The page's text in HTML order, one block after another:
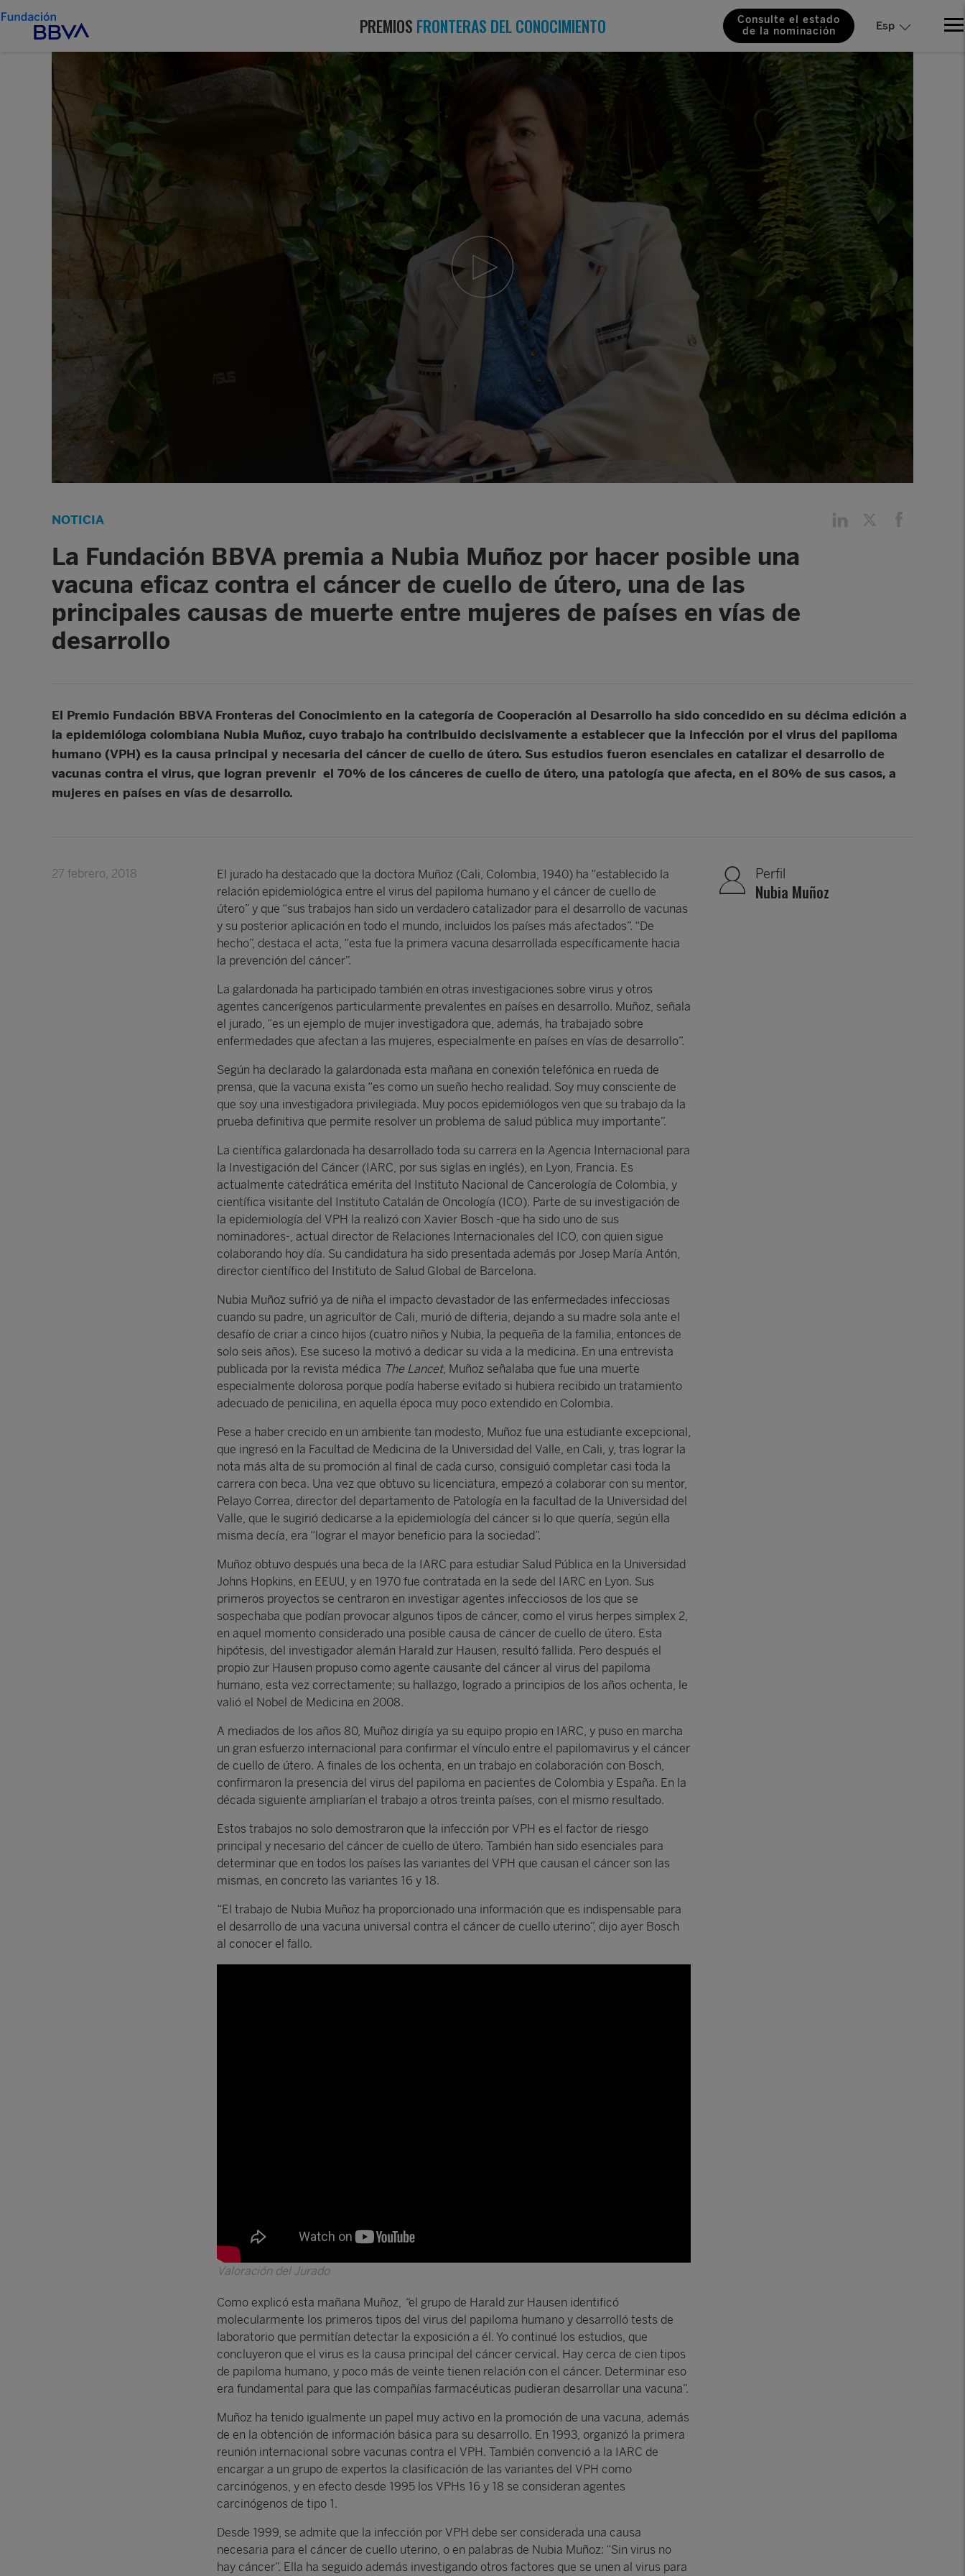
PREMIOS FRONTERAS DEL CONOCIMIENTO
Consulte el estado
de la nominación
Esp
NOTICIA
La Fundación BBVA premia a Nubia Muñoz por hacer posible una
vacuna eficaz contra el cáncer de cuello de útero, una de las
principales causas de muerte entre mujeres de países en vías de
desarrollo
El Premio Fundación BBVA Fronteras del Conocimiento en la categoría de Cooperación al Desarrollo ha sido concedido en su décima edición a
la epidemióloga colombiana Nubia Muñoz, cuyo trabajo ha contribuido decisivamente a establecer que la infección por el virus del papiloma
humano (VPH) es la causa principal y necesaria del cáncer de cuello de útero. Sus estudios fueron esenciales en catalizar el desarrollo de
vacunas contra el virus, que logran prevenir el 70% de los cánceres de cuello de útero, una patología que afecta, en el 80% de sus casos, a
mujeres en países en vías de desarrollo.
27 febrero, 2018
El jurado ha destacado que la doctora Muñoz (Cali, Colombia, 1940) ha “establecido la
relación epidemiológica entre el virus del papiloma humano y el cáncer de cuello de
útero” y que “sus trabajos han sido un verdadero catalizador para el desarrollo de vacunas
y su posterior aplicación en todo el mundo, incluidos los países más afectados”. “De
hecho”, destaca el acta, “esta fue la primera vacuna desarrollada específicamente hacia
la prevención del cáncer”.
La galardonada ha participado también en otras investigaciones sobre virus y otros
agentes cancerígenos particularmente prevalentes en países en desarrollo. Muñoz, señala
el jurado, “es un ejemplo de mujer investigadora que, además, ha trabajado sobre
enfermedades que afectan a las mujeres, especialmente en países en vías de desarrollo”.
Según ha declarado la galardonada esta mañana en conexión telefónica en rueda de
prensa, que la vacuna exista “es como un sueño hecho realidad. Soy muy consciente de
que soy una investigadora privilegiada. Muy pocos epidemiólogos ven que su trabajo da la
prueba definitiva que permite resolver un problema de salud pública muy importante”.
La científica galardonada ha desarrollado toda su carrera en la Agencia Internacional para
la Investigación del Cáncer (IARC, por sus siglas en inglés), en Lyon, Francia. Es
actualmente catedrática emérita del Instituto Nacional de Cancerología de Colombia, y
científica visitante del Instituto Catalán de Oncología (ICO). Parte de su investigación de
la epidemiología del VPH la realizó con Xavier Bosch -que ha sido uno de sus
nominadores-, actual director de Relaciones Internacionales del ICO, con quien sigue
colaborando hoy día. Su candidatura ha sido presentada además por Josep María Antón,
director científico del Instituto de Salud Global de Barcelona.
Nubia Muñoz sufrió ya de niña el impacto devastador de las enfermedades infecciosas
cuando su padre, un agricultor de Cali, murió de difteria, dejando a su madre sola ante el
desafío de criar a cinco hijos (cuatro niños y Nubia, la pequeña de la familia, entonces de
solo seis años). Ese suceso la motivó a dedicar su vida a la medicina. En una entrevista
publicada por la revista médica The Lancet, Muñoz señalaba que fue una muerte
especialmente dolorosa porque podía haberse evitado si hubiera recibido un tratamiento
adecuado de penicilina, en aquella época muy poco extendido en Colombia.
Pese a haber crecido en un ambiente tan modesto, Muñoz fue una estudiante excepcional,
que ingresó en la Facultad de Medicina de la Universidad del Valle, en Cali, y, tras lograr la
nota más alta de su promoción al final de cada curso, consiguió completar casi toda la
carrera con beca. Una vez que obtuvo su licenciatura, empezó a colaborar con su mentor,
Pelayo Correa, director del departamento de Patología en la facultad de la Universidad del
Valle, que le sugirió dedicarse a la epidemiología del cáncer si lo que quería, según ella
misma decía, era “lograr el mayor beneficio para la sociedad”.
Muñoz obtuvo después una beca de la IARC para estudiar Salud Pública en la Universidad
Johns Hopkins, en EEUU, y en 1970 fue contratada en la sede del IARC en Lyon. Sus
primeros proyectos se centraron en investigar agentes infecciosos de los que se
sospechaba que podían provocar algunos tipos de cáncer, como el virus herpes simplex 2,
en aquel momento considerado una posible causa de cáncer de cuello de útero. Esta
hipótesis, del investigador alemán Harald zur Hausen, resultó fallida. Pero después el
propio zur Hausen propuso como agente causante del cáncer al virus del papiloma
humano, esta vez correctamente; su hallazgo, logrado a principios de los años ochenta, le
valió el Nobel de Medicina en 2008.
A mediados de los años 80, Muñoz dirigía ya su equipo propio en IARC, y puso en marcha
un gran esfuerzo internacional para confirmar el vínculo entre el papilomavirus y el cáncer
de cuello de útero. A finales de los ochenta, en un trabajo en colaboración con Bosch,
confirmaron la presencia del virus del papiloma en pacientes de Colombia y España. En la
década siguiente ampliarían el trabajo a otros treinta países, con el mismo resultado.
Estos trabajos no solo demostraron que la infección por VPH es el factor de riesgo
principal y necesario del cáncer de cuello de útero. También han sido esenciales para
determinar que en todos los países las variantes del VPH que causan el cáncer son las
mismas, en concreto las variantes 16 y 18.
“El trabajo de Nubia Muñoz ha proporcionado una información que es indispensable para
el desarrollo de una vacuna universal contra el cáncer de cuello uterino”, dijo ayer Bosch
al conocer el fallo.
Valoración del Jurado
Como explicó esta mañana Muñoz, “el grupo de Harald zur Hausen identificó
molecularmente los primeros tipos del virus del papiloma humano y desarrolló tests de
laboratorio que permitían detectar la exposición a él. Yo continué los estudios, que
concluyeron que el virus es la causa principal del cáncer cervical. Hay cerca de cien tipos
de papiloma humano, y poco más de veinte tienen relación con el cáncer. Determinar eso
era fundamental para que las compañías farmacéuticas pudieran desarrollar una vacuna”.
Muñoz ha tenido igualmente un papel muy activo en la promoción de una vacuna, además
de en la obtención de información básica para su desarrollo. En 1993, organizó la primera
reunión internacional sobre vacunas contra el VPH. También convenció a la IARC de
encargar a un grupo de expertos la clasificación de las variantes del VPH como
carcinógenos, y en efecto desde 1995 los VPHs 16 y 18 se consideran agentes
carcinógenos de tipo 1.
Desde 1999, se admite que la infección por VPH debe ser considerada una causa
necesaria para el cáncer de cuello uterino, o en palabras de Nubia Muñoz: “Sin virus no
hay cáncer”. Ella ha seguido además investigando otros factores que se unen al virus para
Perfil
Nubia Muñoz